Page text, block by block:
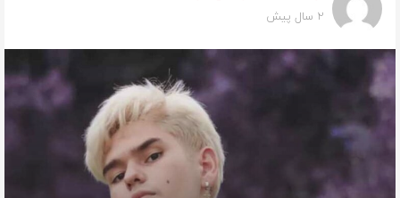
صفحه
را
با
دوستان
خود
2 سال پیش